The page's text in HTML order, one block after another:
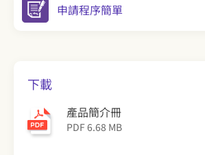
申請程序簡單
下載
產品簡介冊
PDF 6.68 MB